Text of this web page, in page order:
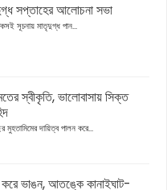
সপ্তাহের আলোচনা সভা
সূচনায় মাতৃদুগ্ধ পান...
স্বীকৃতি, ভালোবাসায় সিক্ত
মুহতামিমের দায়িত্ব পালন করে...
ভাঙন, আতঙ্কে কানাইঘাট-